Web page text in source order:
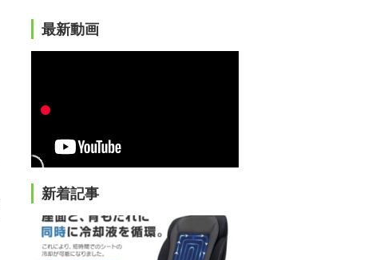
最新動画
新着記事